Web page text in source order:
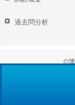
過去問分析
©